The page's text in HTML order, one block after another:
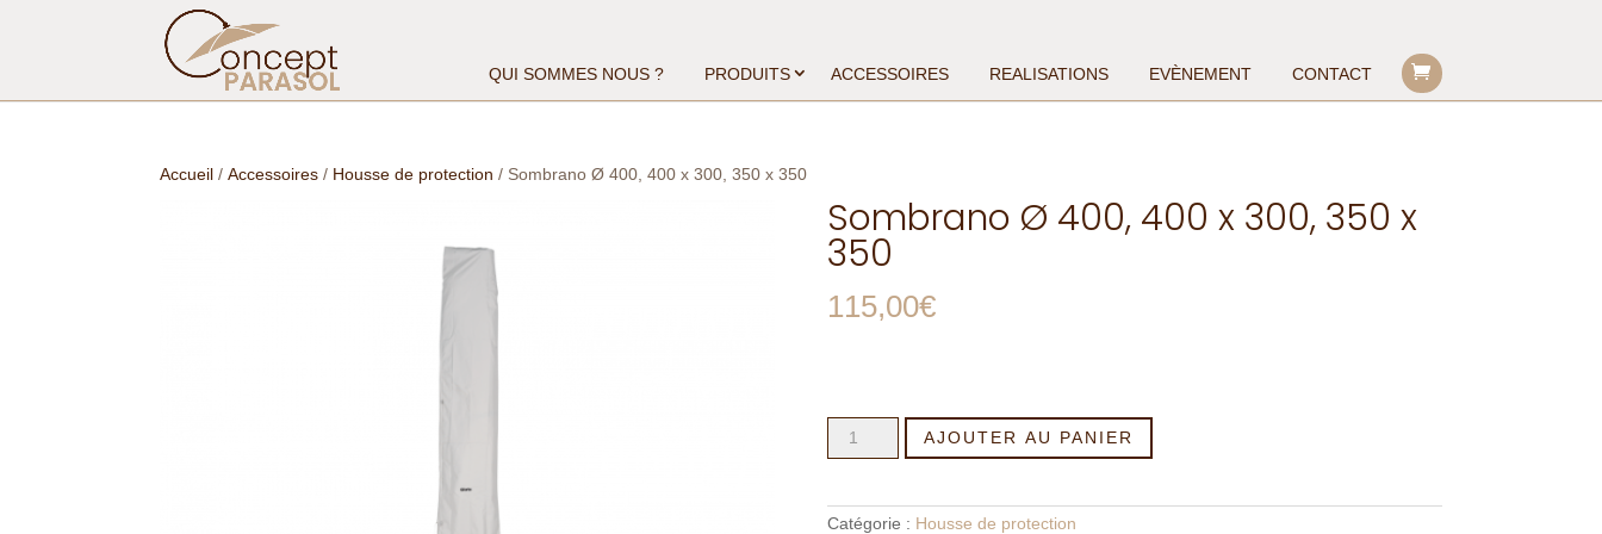
QUI SOMMES NOUS ? PRODUITS ACCESSOIRES REALISATIONS EVÈNEMENT CONTACT
Accueil /Accessoires / Housse de protection / Sombrano Ø 400, 400 x 300, 350 x 350
Sombrano Ø 400, 400 x 300, 350 x
350
115,00€
Sombrano
400,
400
AJOUTER AU PANIER
Catégorie : Housse de protection